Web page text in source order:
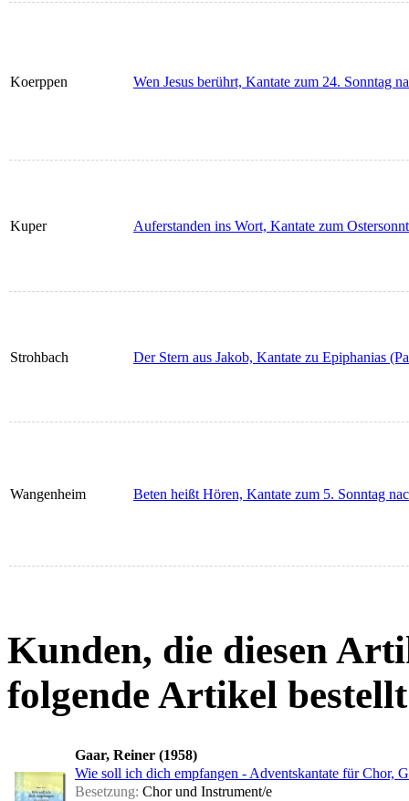
Koerppen Wen Jesus berührt, Kantate zum 24. Sonntag
Kuper Auferstanden ins Wort, Kantate zum
Strohbach Der Stern aus Jakob, Kantate zu Epiphanias
Wangenheim Beten heißt Hören, Kantate zum 5. Sonntag
Kunden, die diesen
folgende Artikel
Gaar, Reiner (1958)
Wie soll ich dich empfangen - Adventskantate für Chor,
Besetzung: Chor und Instrument/e